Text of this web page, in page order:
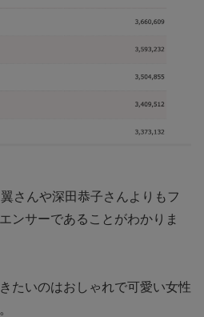
さんや深田恭子さんよりもフ
ンサーであることがわかりま
たいのはおしゃれで可愛い女性